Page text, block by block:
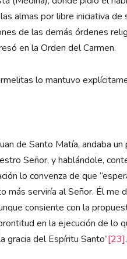
almas por libre iniciativa de
de las demás órdenes
en la Orden del Carmen.
lo mantuvo
de Santo Matía, andaba
Señor, y hablándole,
lo convenza de que
más serviría al Señor. Él me
consiente con la
en la ejecución de
gracia del Espíritu Santo”[23].